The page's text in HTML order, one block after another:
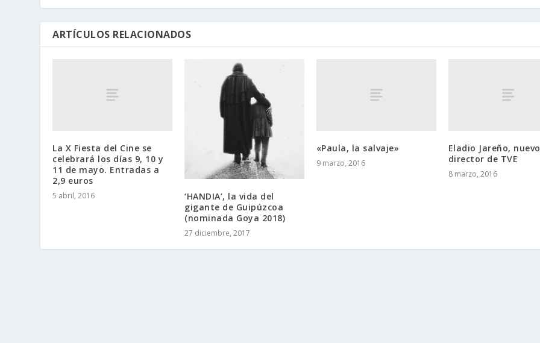
ARTÍCULOS RELACIONADOS
La X Fiesta del Cine se
celebrará los días 9, 10 y
11 de mayo. Entradas a
2,9 euros
5 abril, 2016
‘HANDIA’, la vida del
gigante de Guipúzcoa
(nominada Goya 2018)
27 diciembre, 2017
«Paula, la salvaje»
9 marzo, 2016
Eladio Jareño, nuevo
director de TVE
8 marzo, 2016